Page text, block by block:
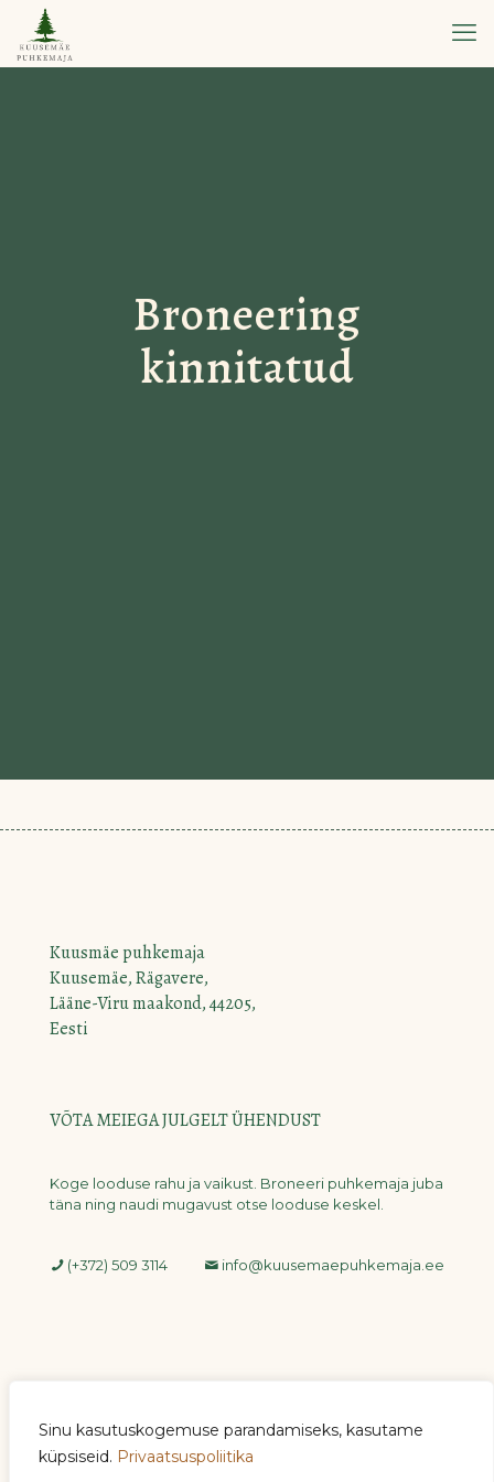
Sinu kasutuskogemuse parandamiseks, kasutame
küpsiseid. Privaatsuspoliitika
Broneering
kinnitatud
Kuusmäe puhkemaja
Kuusemäe, Rägavere,
Lääne-Viru maakond, 44205,
Eesti
VÕTA MEIEGA JULGELT ÜHENDUST
Koge looduse rahu ja vaikust. Broneeri puhkemaja juba
täna ning naudi mugavust otse looduse keskel.
info@kuusemaepuhkemaja.ee
(+372) 509 3114
© 2026 | Kuusemäe Invest OÜ | Kõik õigused kaitstud |